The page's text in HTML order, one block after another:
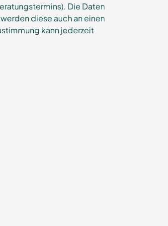
Die Daten
diese auch an einen
kann jederzeit